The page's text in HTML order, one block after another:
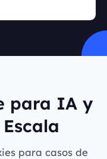
para IA y
para casos de